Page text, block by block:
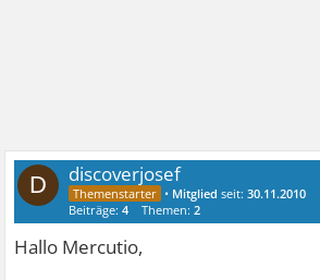
D discoverjosef
• Mitglied seit:30.11.2010
Beiträge:4 Themen:2
Hallo Mercutio,